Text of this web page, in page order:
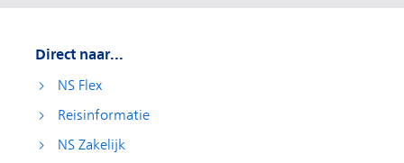
Direct naar...
NS Flex
Reisinformatie
NS Zakelijk